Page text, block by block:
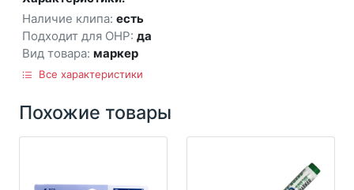
Наличие клипа: есть
Подходит для OHP: да
Вид товара: маркер
Все характеристики
Похожие товары